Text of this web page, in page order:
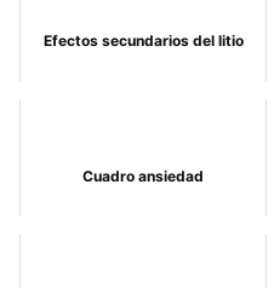
Efectos secundarios del litio
Cuadro ansiedad